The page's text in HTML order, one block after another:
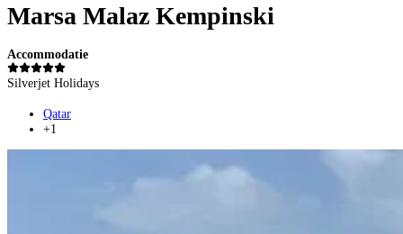
Marsa Malaz Kempinski
Accommodatie
Silverjet Holidays
Qatar
+1